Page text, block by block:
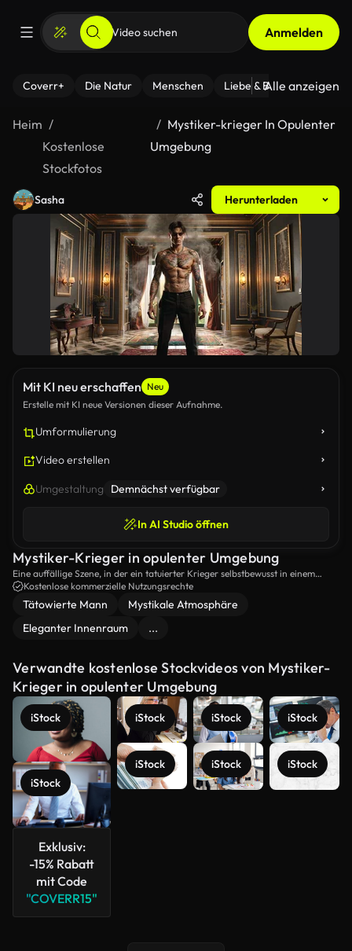
Anmelden
Coverr+ Die Natur Menschen Liebe & Beziehungen
Alle anzeigen
Heim
Kostenlose
Stockfotos
Mystiker-krieger In Opulenter
Umgebung
Sasha Herunterladen
Mit KI neu erschaffen Neu
Erstelle mit KI neue Versionen dieser Aufnahme.
Umformulierung
Video erstellen
Umgestaltung Demnächst verfügbar
In AI Studio öffnen
Mystiker-Krieger in opulenter Umgebung
Eine auffällige Szene, in der ein tatuierter Krieger selbstbewusst in einem
eleganten Raum steht, der mit ätherischem Rauch gefüllt ist und eine Aura
von Macht und Geheimnis ausstrahlt.
Kostenlose kommerzielle Nutzungsrechte
Tätowierte Mann
Mystikale Atmosphäre
Eleganter Innenraum
...
Verwandte kostenlose Stockvideos von Mystiker-
Krieger in opulenter Umgebung
iStock
iStock
Exklusiv:
-15% Rabatt
mit Code
"COVERR15"
iStock
iStock
iStock
iStock
iStock
iStock